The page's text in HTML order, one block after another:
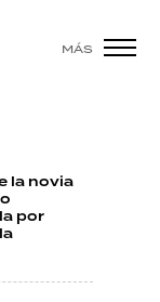
MÁS
la novia
por